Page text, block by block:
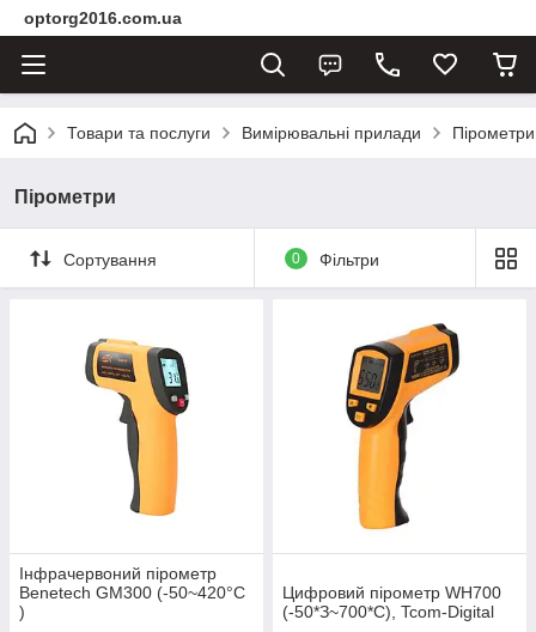
optorg2016.com.ua
Товари та послуги Вимірювальні прилади Пірометри
Пірометри
Сортування 0 Фільтри
Інфрачервоний пірометр
Benetech GM300 (-50~420°C
)
Цифровий пірометр WH700
(-50*З~700*С), Tcom-Digital